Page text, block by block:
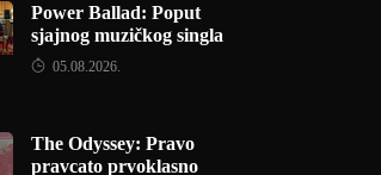
Power Ballad: Poput
sjajnog muzičkog singla
05.08.2026.
The Odyssey: Pravo
pravcato prvoklasno